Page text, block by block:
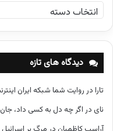
د
س
ت
ه‌
ه
دیدگاه های تازه
تارا در روایت شما شبکه ایران
نای در اگر چه دل به کسی داد،